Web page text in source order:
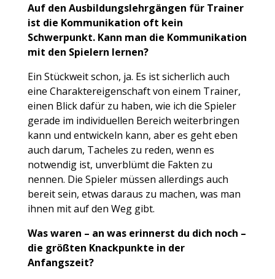
Auf den Ausbildungslehrgängen für Trainer
ist die Kommunikation oft kein
Schwerpunkt. Kann man die Kommunikation
mit den Spielern lernen?
Ein Stückweit schon, ja. Es ist sicherlich auch
eine Charaktereigenschaft von einem Trainer,
einen Blick dafür zu haben, wie ich die Spieler
gerade im individuellen Bereich weiterbringen
kann und entwickeln kann, aber es geht eben
auch darum, Tacheles zu reden, wenn es
notwendig ist, unverblümt die Fakten zu
nennen. Die Spieler müssen allerdings auch
bereit sein, etwas daraus zu machen, was man
ihnen mit auf den Weg gibt.
Was waren – an was erinnerst du dich noch –
die größten Knackpunkte in der
Anfangszeit?